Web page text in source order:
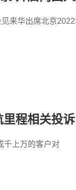
来华出席北京
程相关投诉
千上万的客户对